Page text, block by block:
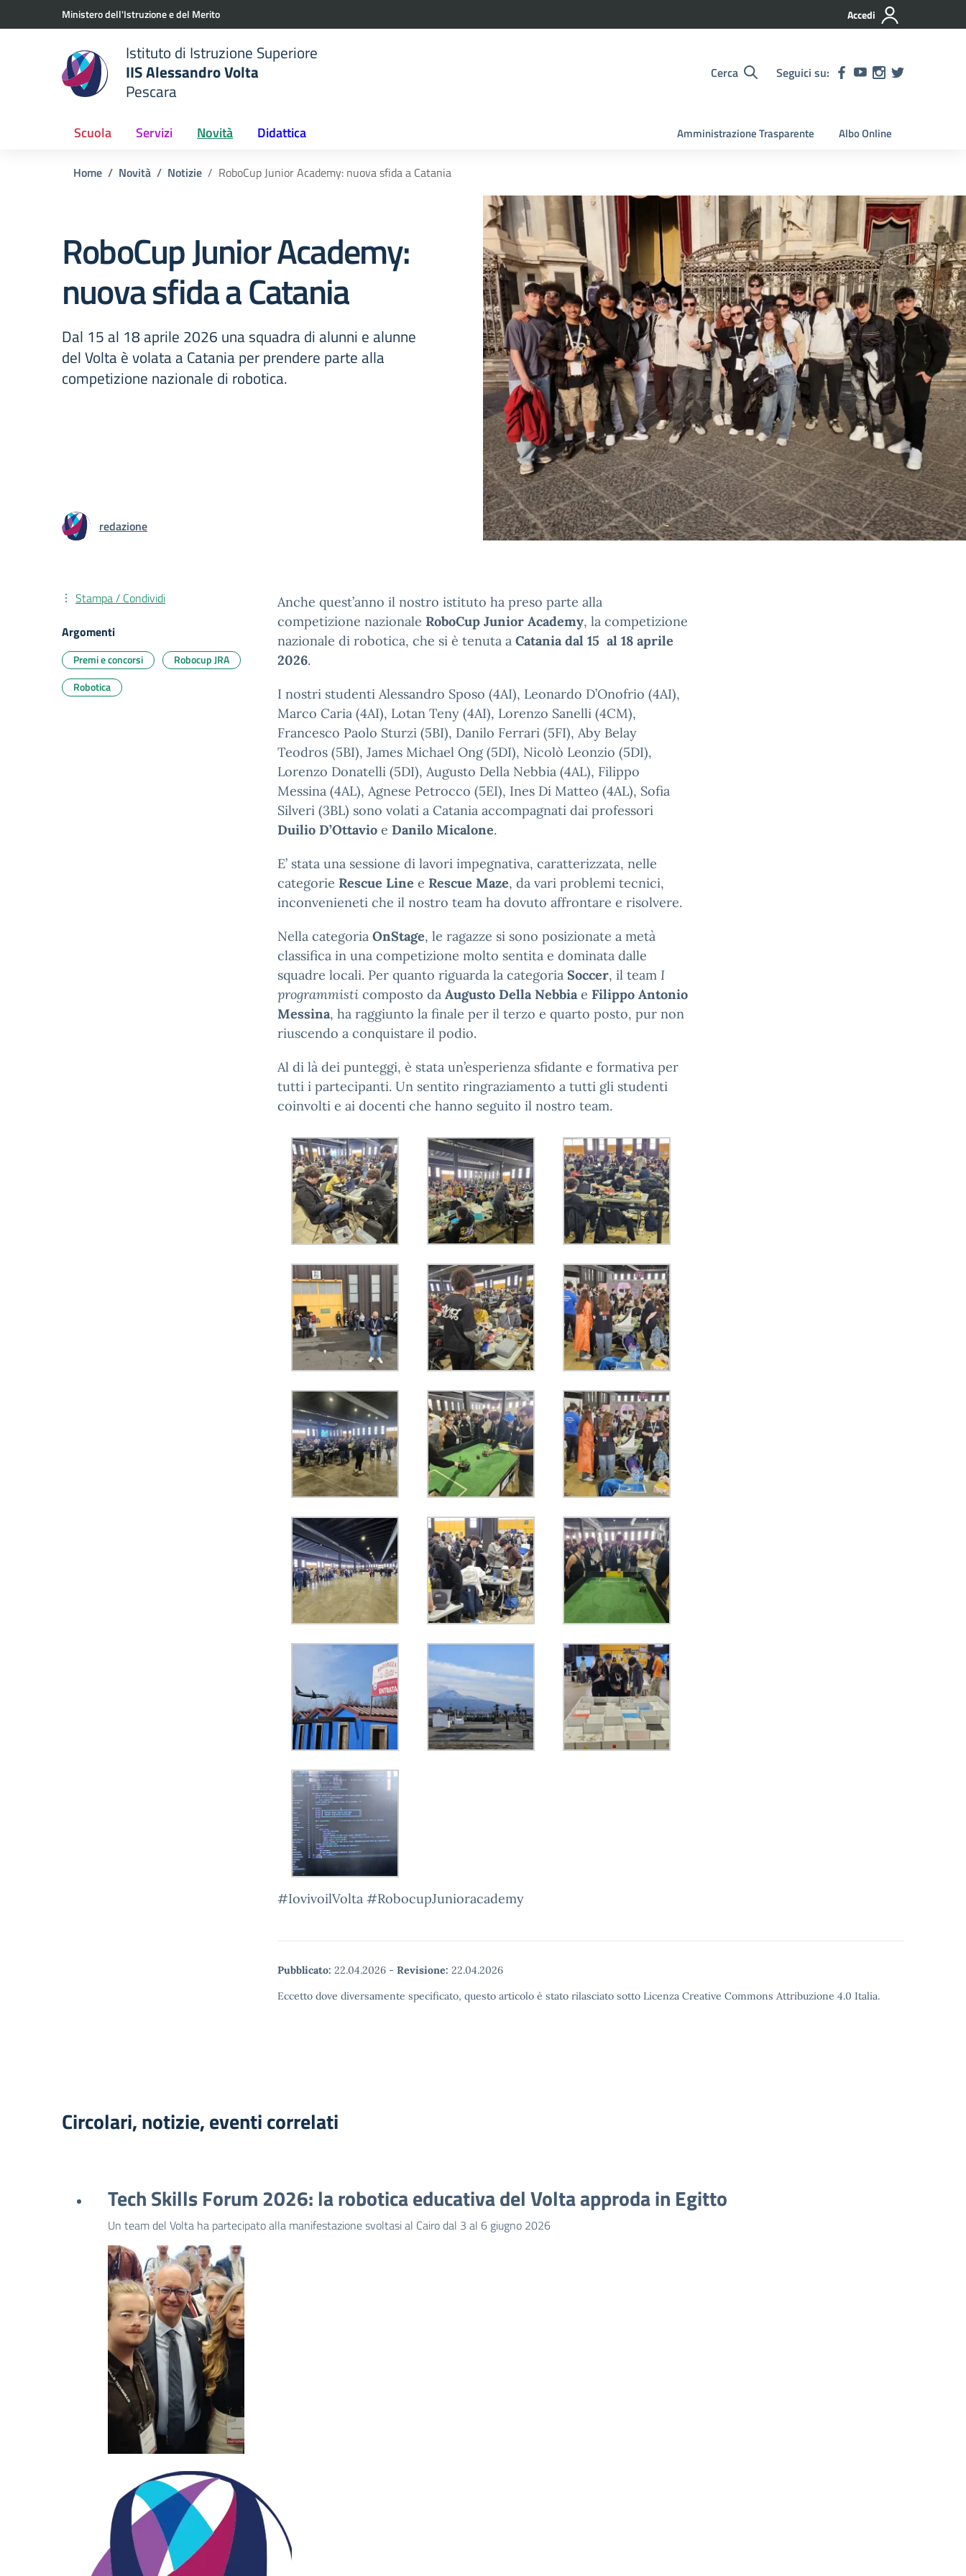
Vai ai contenuti
Vai al menu di navigazioneMinistero dell'Istruzione e del Merito Accedi
scuola
Istituto di Istruzione Superiore
IIS Alessandro Volta
Pescara
Cerca Seguici su:
Scuola Servizi Novità Didattica Amministrazione Trasparente Albo Online
Home Novità Notizie RoboCup Junior Academy: nuova sfida a Catania
RoboCup Junior Academy:
nuova sfida a Catania
Dal 15 al 18 aprile 2026 una squadra di alunni e alunne
del Volta è volata a Catania per prendere parte alla
competizione nazionale di robotica.
redazione
Anche quest’anno il nostro istituto ha preso parte alla
competizione nazionale RoboCup Junior Academy, la competizione
nazionale di robotica, che si è tenuta a Catania dal 15 al 18 aprile
2026.
I nostri studenti Alessandro Sposo (4AI), Leonardo D’Onofrio (4AI),
Marco Caria (4AI), Lotan Teny (4AI), Lorenzo Sanelli (4CM),
Francesco Paolo Sturzi (5BI), Danilo Ferrari (5FI), Aby Belay
Teodros (5BI), James Michael Ong (5DI), Nicolò Leonzio (5DI),
Lorenzo Donatelli (5DI), Augusto Della Nebbia (4AL), Filippo
Messina (4AL), Agnese Petrocco (5EI), Ines Di Matteo (4AL), Sofia
Silveri (3BL) sono volati a Catania accompagnati dai professori
Duilio D’Ottavio e Danilo Micalone.
E’ stata una sessione di lavori impegnativa, caratterizzata, nelle
categorie Rescue Line e Rescue Maze, da vari problemi tecnici,
inconvenieneti che il nostro team ha dovuto affrontare e risolvere.
Nella categoria OnStage, le ragazze si sono posizionate a metà
classifica in una competizione molto sentita e dominata dalle
squadre locali. Per quanto riguarda la categoria Soccer, il team I
programmisti composto da Augusto Della Nebbiae Filippo Antonio
Messina, ha raggiunto la finale per il terzo e quarto posto, pur non
riuscendo a conquistare il podio.
Al di là dei punteggi, è stata un’esperienza sfidante e formativa per
tutti i partecipanti. Un sentito ringraziamento a tutti gli studenti
coinvolti e ai docenti che hanno seguito il nostro team.
#IovivoilVolta #RobocupJunioracademy
Pubblicato: 22.04.2026 - Revisione: 22.04.2026
Eccetto dove diversamente specificato, questo articolo è stato rilasciato sotto Licenza Creative Commons Attribuzione 4.0 Italia.
Stampa / Condividi
Argomenti
Premi e concorsi
Robocup JRA
Robotica
Circolari, notizie, eventi correlati
Tech Skills Forum 2026: la robotica educativa del Volta approda in Egitto
Un team del Volta ha partecipato alla manifestazione svoltasi al Cairo dal 3 al 6 giugno 2026